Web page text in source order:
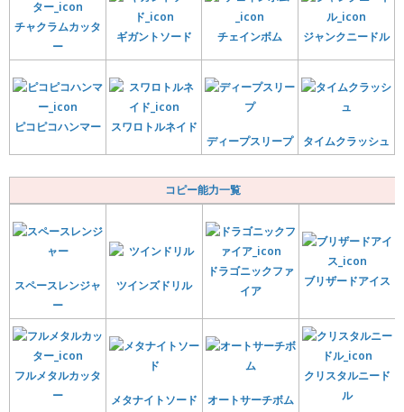
チャクラムカッタ
ー
ギガントソード チェインボム ジャンクニードル
ピコピコハンマー
スワロトルネイド
ディープスリープ
タイムクラッシュ
コピー能力一覧
スペースレンジャ
ー
ツインズドリル
ドラゴニックファ
イア
ブリザードアイス
フルメタルカッタ
ー
メタナイトソード オートサーチボム
クリスタルニード
ル